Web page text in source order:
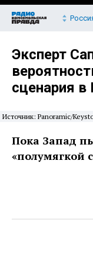
Эксперт
сценария в
Источник: Panoramic/
Пока Запад
«полумягкой